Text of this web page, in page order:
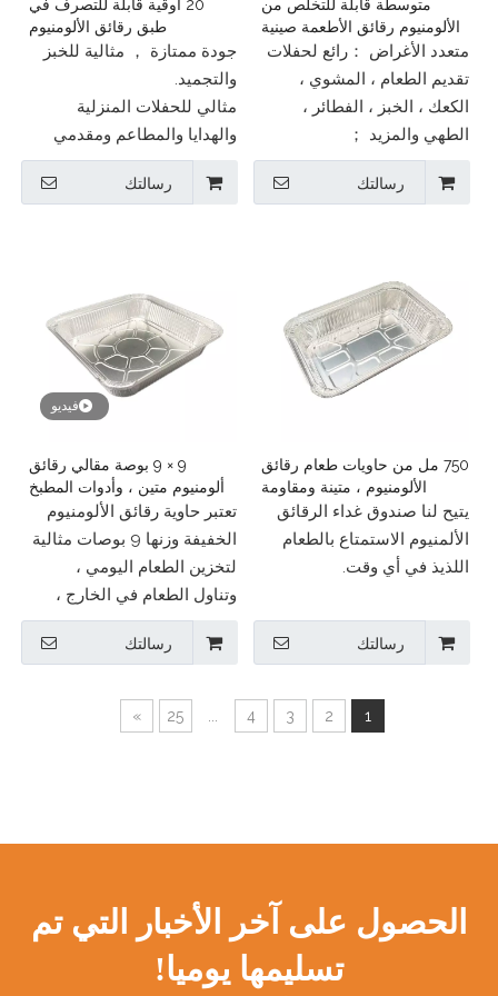
متوسطة قابلة للتخلص من
الألومنيوم رقائق الأطعمة صينية
الطعام
متعدد الأغراض ：رائع لحفلات
تقديم الطعام ، المشوي ،
الكعك ، الخبز ، الفطائر ،
الطهي والمزيد ；
آمن للاستخدام في الفريزر
والفرن وطاولة البخار.
رسالتك
20 أوقية قابلة للتصرف في
طبق رقائق الألومنيوم
جودة ممتازة ， مثالية للخبز
والتجميد.
مثالي للحفلات المنزلية
والهدايا والمطاعم ومقدمي
خدمات الأغذية البروفيسور.
رسالتك
750 مل من حاويات طعام رقائق
الألومنيوم ، متينة ومقاومة
للتسرب
يتيح لنا صندوق غداء الرقائق
الألمنيوم الاستمتاع بالطعام
اللذيذ في أي وقت.
رسالتك
فيديو
9 × 9 بوصة مقالي رقائق
ألومنيوم متين ، وأدوات المطبخ
المربعة
تعتبر حاوية رقائق الألومنيوم
الخفيفة وزنها 9 بوصات مثالية
لتخزين الطعام اليومي ،
وتناول الطعام في الخارج ،
والخبز. مصنوع من الألومنيوم
من الدرجة الغذائية ، ويوفر
تدويرها بالكامل.
رسالتك
1
2
3
4
25
»
الحصول على آخر الأخبار التي تم
تسليمها يوميا!